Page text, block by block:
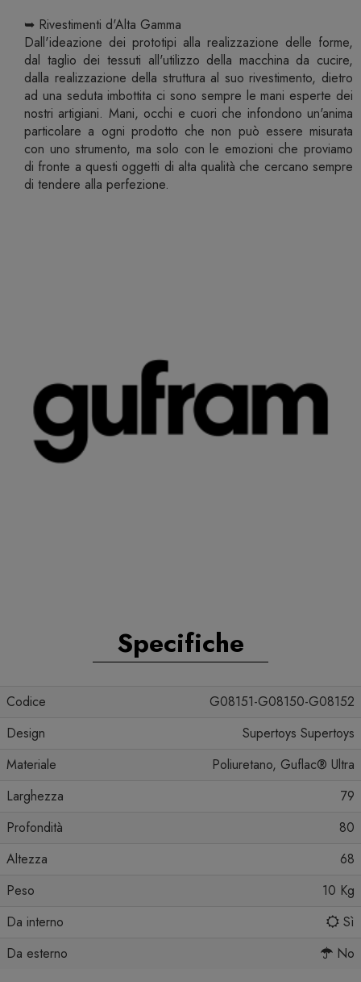
➥ Rivestimenti d'Alta Gamma
Dall'ideazione dei prototipi alla realizzazione delle forme,
dal taglio dei tessuti all'utilizzo della macchina da cucire,
dalla realizzazione della struttura al suo rivestimento, dietro
ad una seduta imbottita ci sono sempre le mani esperte dei
nostri artigiani. Mani, occhi e cuori che infondono un'anima
particolare a ogni prodotto che non può essere misurata
con uno strumento, ma solo con le emozioni che proviamo
di fronte a questi oggetti di alta qualità che cercano sempre
di tendere alla perfezione.
Specifiche
Codice
G08151-G08150-G08152
Design
Supertoys Supertoys
Materiale
Poliuretano, Guflac® Ultra
Larghezza
79
Profondità
80
Altezza
68
Peso
10 Kg
Da interno
Sì
Da esterno
No